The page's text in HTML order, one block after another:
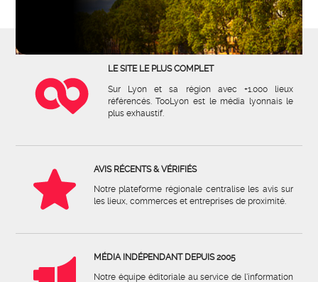
LE SITE LE PLUS COMPLET
Sur Lyon et sa région avec +1.000 lieux
référencés. TooLyon est le média lyonnais le
plus exhaustif.
AVIS RÉCENTS & VÉRIFIÉS
Notre plateforme régionale centralise les avis sur
les lieux, commerces et entreprises de proximité.
MÉDIA INDÉPENDANT DEPUIS 2005
Notre équipe éditoriale au service de l'information